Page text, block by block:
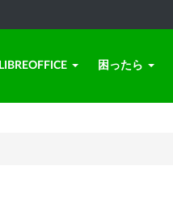
LIBREOFFICE 困ったら